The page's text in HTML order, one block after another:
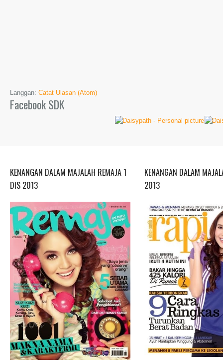
Langgan: Catat Ulasan (Atom)
Facebook SDK
KENANGAN DALAM MAJALAH REMAJA 1
DIS 2013
KENANGAN DALAM
2013